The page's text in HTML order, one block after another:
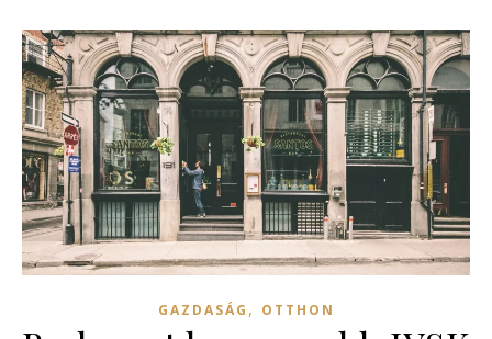
GAZDASÁG , OTTHON